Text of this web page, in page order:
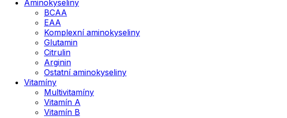
Aminokyseliny
BCAA
EAA
Komplexní aminokyseliny
Glutamin
Citrulin
Arginin
Ostatní aminokyseliny
Vitamíny
Multivitamíny
Vitamín A
Vitamín B